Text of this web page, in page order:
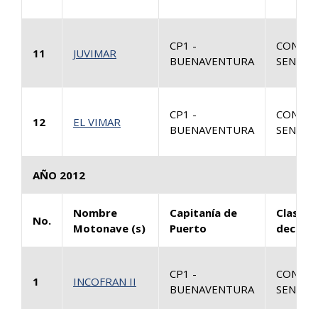
11 JUVIMAR
CP1 -
BUENAVENTURA
12 EL VIMAR
CP1 -
BUENAVENTURA
AÑO 2012
No.
Nombre
Motonave (s)
Capitanía de
Puerto
Clase
1 INCOFRAN II
CP1 -
BUENAVENTURA